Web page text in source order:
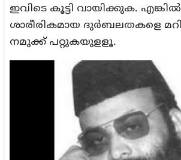
ഇവിടെ കൂട്ടി വായിക്കുക.
ശാരീരികമായ ദുര്‍ബലതകളെ
നമുക്ക് പറ്റുകയുളളൂ.